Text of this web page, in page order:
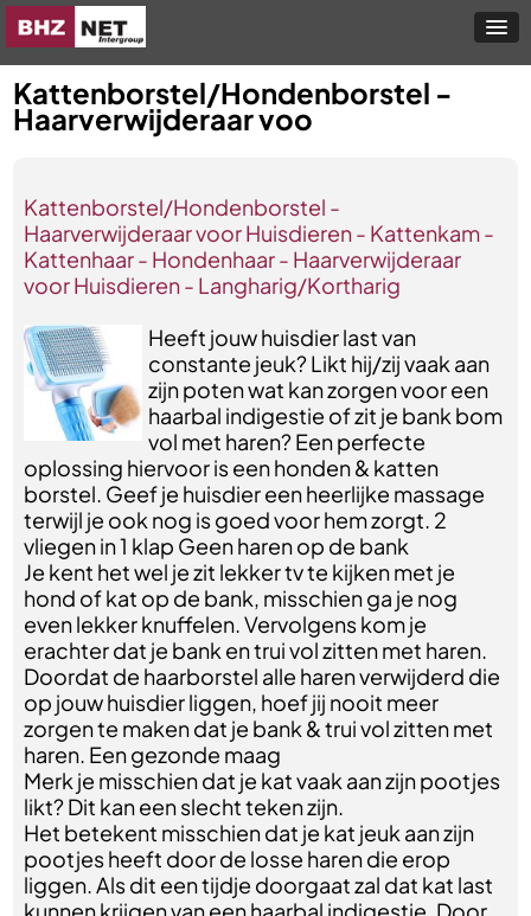
Kattenborstel/Hondenborstel -
Haarverwijderaar voo
Kattenborstel/Hondenborstel -
Haarverwijderaar voor Huisdieren - Kattenkam -
Kattenhaar - Hondenhaar - Haarverwijderaar
voor Huisdieren - Langharig/Kortharig
Heeft jouw huisdier last van
constante jeuk? Likt hij/zij vaak aan
zijn poten wat kan zorgen voor een
haarbal indigestie of zit je bank bom
vol met haren? Een perfecte
oplossing hiervoor is een honden & katten
borstel. Geef je huisdier een heerlijke massage
terwijl je ook nog is goed voor hem zorgt. 2
vliegen in 1 klap Geen haren op de bank
Je kent het wel je zit lekker tv te kijken met je
hond of kat op de bank, misschien ga je nog
even lekker knuffelen. Vervolgens kom je
erachter dat je bank en trui vol zitten met haren.
Doordat de haarborstel alle haren verwijderd die
op jouw huisdier liggen, hoef jij nooit meer
zorgen te maken dat je bank & trui vol zitten met
haren. Een gezonde maag
Merk je misschien dat je kat vaak aan zijn pootjes
likt? Dit kan een slecht teken zijn.
Het betekent misschien dat je kat jeuk aan zijn
pootjes heeft door de losse haren die erop
liggen. Als dit een tijdje doorgaat zal dat kat last